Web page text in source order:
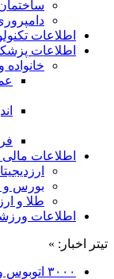
اطلاعات
اطلاعات
اطلاعات
بورس
طلا و ارز
اطلاعات
تیتر اخبار: »
۳۰۰۰